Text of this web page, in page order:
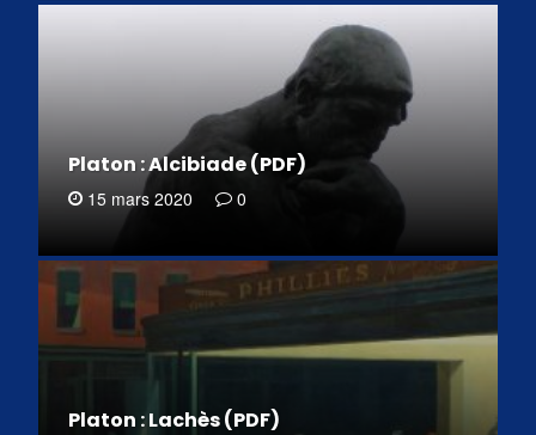
Platon : Alcibiade (PDF)
15 mars 2020 0
Platon : Lachès (PDF)